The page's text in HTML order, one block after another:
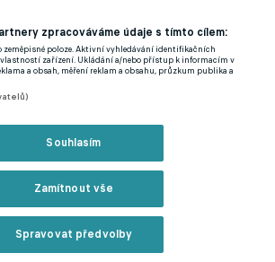
údajů
GDPR a žurnalistika
zpracováváme údaje s tímto cílem:
zeměpisné poloze. Aktivní vyhledávání identifikačních
zařízení. Ukládání a/nebo přístup k informacím v
a obsah, měření reklam a obsahu, průzkum publika a
Souhlasím
Zamítnout vše
Spravovat předvolby